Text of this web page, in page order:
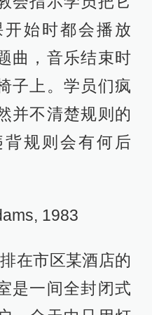
始时都会播放
曲，音乐结束时
子上。学员们疯
并不清楚规则的
规则会有何后
1983
在市区某酒店的
是一间全封闭式